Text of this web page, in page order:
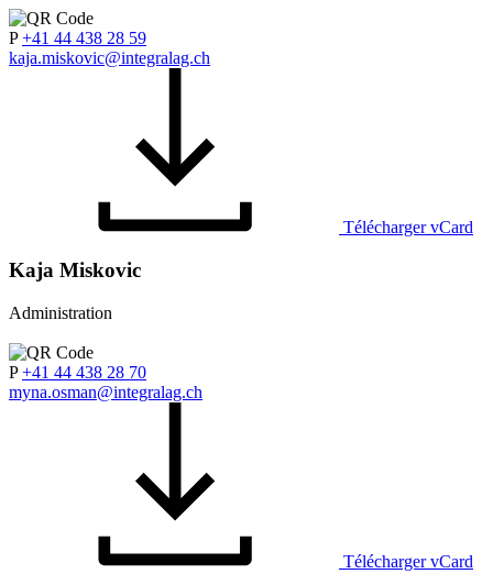
P +41 44 438 28 59
kaja.miskovic@integralag.ch
Télécharger vCard
Kaja Miskovic
Administration
P +41 44 438 28 70
myna.osman@integralag.ch
Télécharger vCard